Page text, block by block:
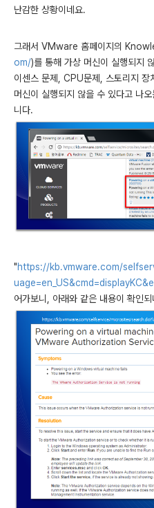
난감한 상황이네요.
그래서 VMware 홈페이지의
om/)를 통해 가상 머신이 실행되지
이센스 문제, CPU문제, 스토리지 장
머신이 실행되지 않을 수 있다고 나
니다.
"https://kb.vmware.com/
어가보니, 아래와 같은 내용이 확인되